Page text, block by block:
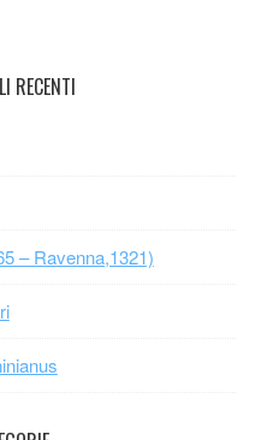
RECENTI
– Ravenna,1321)